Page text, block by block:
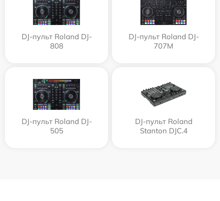
DJ-пульт Roland DJ-
808
DJ-пульт Roland DJ-
707M
DJ-пульт Roland DJ-
505
DJ-пульт Roland
Stanton DJC.4